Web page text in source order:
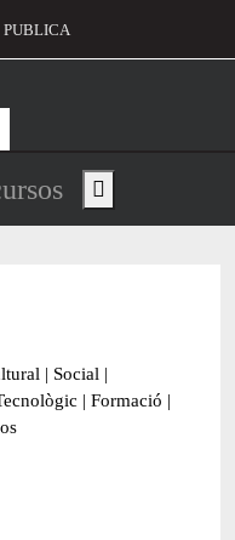
d'usuari
PUBLICA
de
Show main menu
| Social |
| Formació |